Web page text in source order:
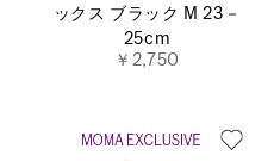
ックス ブラック M 23－
25cm
￥2,750